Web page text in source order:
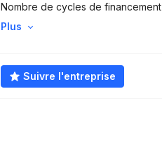
Nombre de cycles de financement
Plus
Suivre l'entreprise